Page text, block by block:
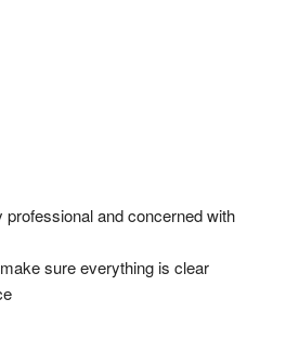
professional and concerned with
sure everything is clear